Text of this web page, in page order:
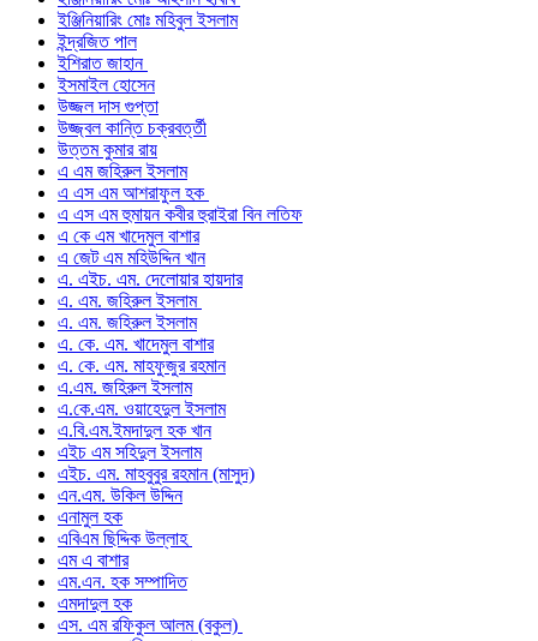
ইঞ্জিনিয়ারিং মোঃ মহিবুল ইসলাম
ইন্দ্রজিত পাল
ইশিরাত জাহান
ইসমাইল হোসেন
উজ্জল দাস গুপ্তা
উজ্জ্বল কান্তি চক্রবর্ত্তী
উত্তম কুমার রায়
এ এম জহিরুল ইসলাম
এ এস এম আশরাফুল হক
এ এস এম হুমায়ন কবীর হুরাইরা বিন লতিফ
এ কে এম খাদেমুল বাশার
এ জেট এম মহিউদ্দিন খান
এ. এইচ. এম. দেলোয়ার হায়দার
এ. এম. জহিরুল ইসলাম
এ. এম. জহিরুল ইসলাম
এ. কে. এম. খাদেমুল বাশার
এ. কে. এম. মাহফুজুর রহমান
এ.এম. জহিরুল ইসলাম
এ.কে.এম. ওয়াহেদুল ইসলাম
এ.বি.এম.ইমদাদুল হক খান
এইচ এম সহিদুল ইসলাম
এইচ. এম. মাহবুবুর রহমান (মাসুদ)
এন.এম. উকিল উদ্দিন
এনামুল হক
এবিএম ছিদ্দিক উল্লাহ
এম এ বাশার
এম.এন. হক সম্পাদিত
এমদাদুল হক
এস. এম রফিকুল আলম (বকুল)